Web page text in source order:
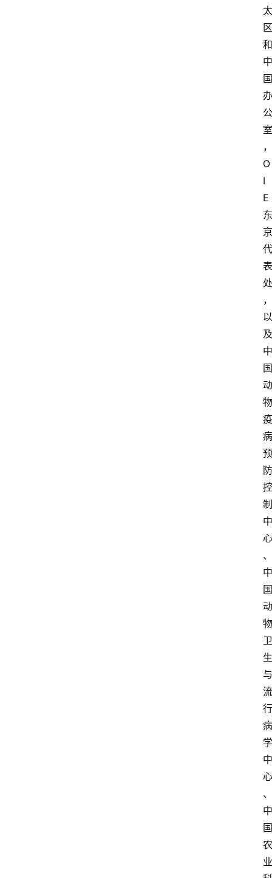
太
区
和
中
国
办
公
室
，
O
I
E
东
京
代
表
处
，
以
及
中
国
动
物
疫
病
预
防
控
制
中
心
、
中
国
动
物
卫
生
与
流
行
病
学
中
心
、
中
国
农
业